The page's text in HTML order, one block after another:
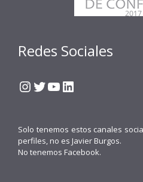
Redes Sociales
Instagram
Twitter
YouTube
LinkedIn
Solo tenemos estos canales
perfiles, no es Javier Burgos.
No tenemos Facebook.